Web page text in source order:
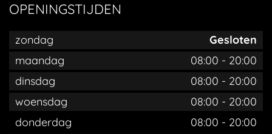
OPENINGSTIJDEN
zondag
Gesloten
maandag
08:00 - 20:00
dinsdag
08:00 - 20:00
woensdag
08:00 - 20:00
donderdag
08:00 - 20:00